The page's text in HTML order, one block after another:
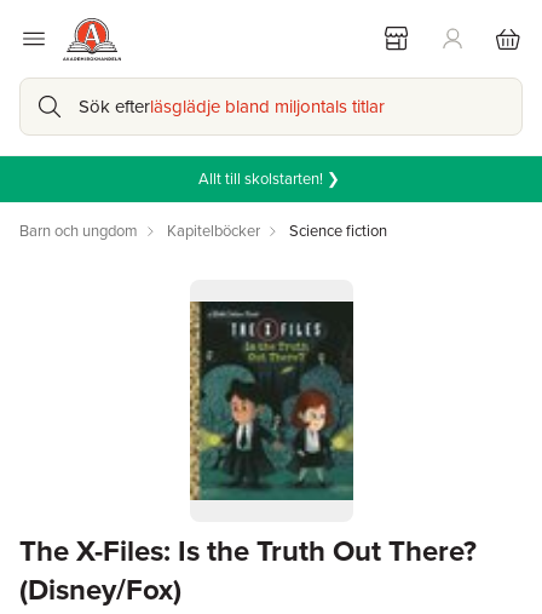
Sök efterläsglädje bland miljontals titlar
Allt till skolstarten! ❯
Barn och ungdom Kapitelböcker Science fiction
The X-Files: Is the Truth Out There?
(Disney/Fox)